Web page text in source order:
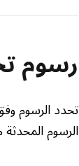
رسوم
تحدد الرسوم
الرسوم